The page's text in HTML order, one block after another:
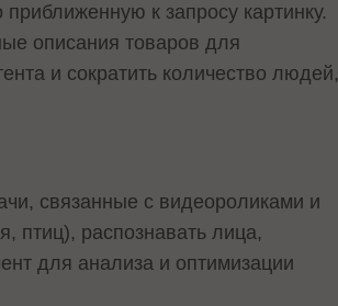
к запросу картинку.
описания товаров для
и сократить количество людей,
связанные с видеороликами и
птиц), распознавать лица,
для анализа и оптимизации